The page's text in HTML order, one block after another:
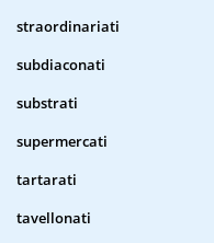
straordinariati
subdiaconati
substrati
supermercati
tartarati
tavellonati